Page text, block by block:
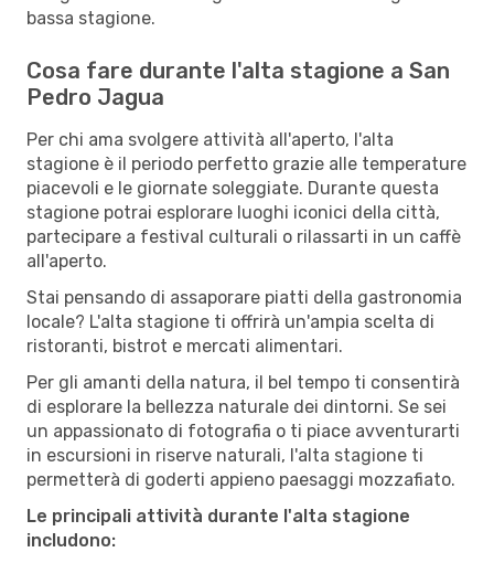
bassa stagione.
Cosa fare durante l'alta stagione a San
Pedro Jagua
Per chi ama svolgere attività all'aperto, l'alta
stagione è il periodo perfetto grazie alle temperature
piacevoli e le giornate soleggiate. Durante questa
stagione potrai esplorare luoghi iconici della città,
partecipare a festival culturali o rilassarti in un caffè
all'aperto.
Stai pensando di assaporare piatti della gastronomia
locale? L'alta stagione ti offrirà un'ampia scelta di
ristoranti, bistrot e mercati alimentari.
Per gli amanti della natura, il bel tempo ti consentirà
di esplorare la bellezza naturale dei dintorni. Se sei
un appassionato di fotografia o ti piace avventurarti
in escursioni in riserve naturali, l'alta stagione ti
permetterà di goderti appieno paesaggi mozzafiato.
Le principali attività durante l'alta stagione
includono: